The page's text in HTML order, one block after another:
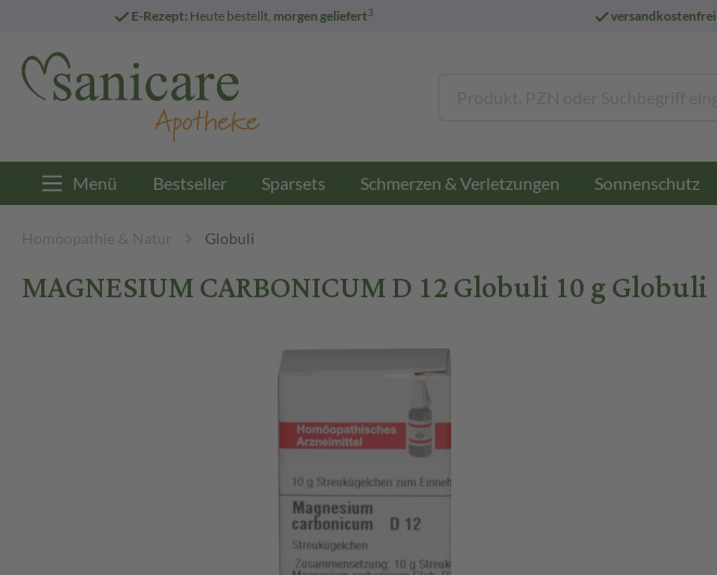
E-Rezept: Heute bestellt, morgen geliefert3 versandkostenfrei
Menü Bestseller Sparsets Schmerzen & Verletzungen Sonnenschutz
Homöopathie & Natur Globuli
MAGNESIUM CARBONICUM D 12 Globuli 10 g Globuli